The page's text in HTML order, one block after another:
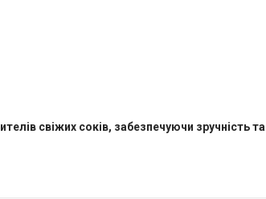
свіжих соків, забезпечуючи зручність та